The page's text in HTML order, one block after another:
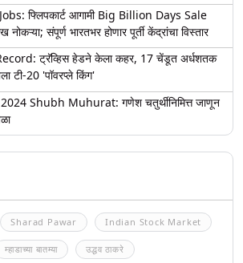
फ्लिपकार्ट आगामी Big Billion Days Sale
नोकऱ्या; संपूर्ण भारतभर होणार पूर्ती केंद्रांचा विस्तार
ट्रॅव्हिस हेडने केला कहर, 17 चेंडूत अर्धशतक
टी-20 'पॉवरप्ले किंग'
Shubh Muhurat: गणेश चतुर्थीनिमित्त जाणून
Sharad Pawar Indian Stock Market
म्हाडाच्या बातम्या उद्धव ठाकरे